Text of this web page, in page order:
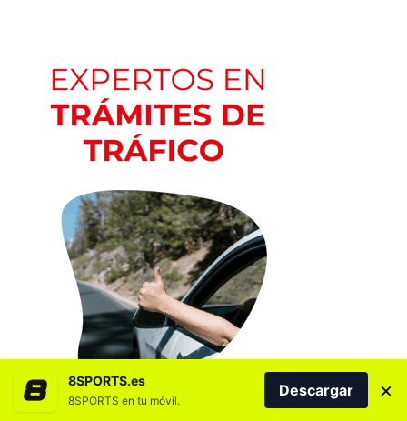
8SPORTS.es
8SPORTS en tu móvil.
Descargar ×